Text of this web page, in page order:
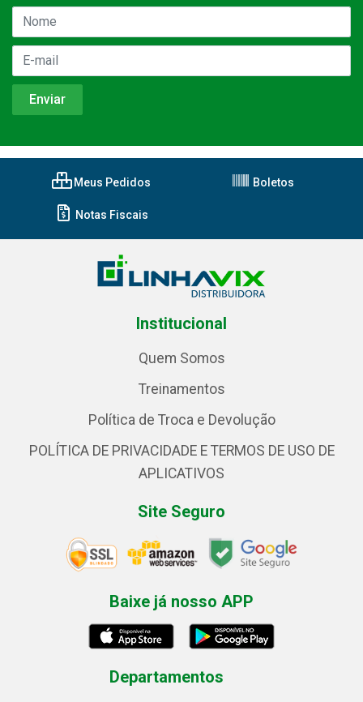
Meus Pedidos Boletos
Notas Fiscais
Institucional
Quem Somos
Treinamentos
Política de Troca e Devolução
POLÍTICA DE PRIVACIDADE E TERMOS DE USO DE
APLICATIVOS
Site Seguro
Baixe já nosso APP
Departamentos